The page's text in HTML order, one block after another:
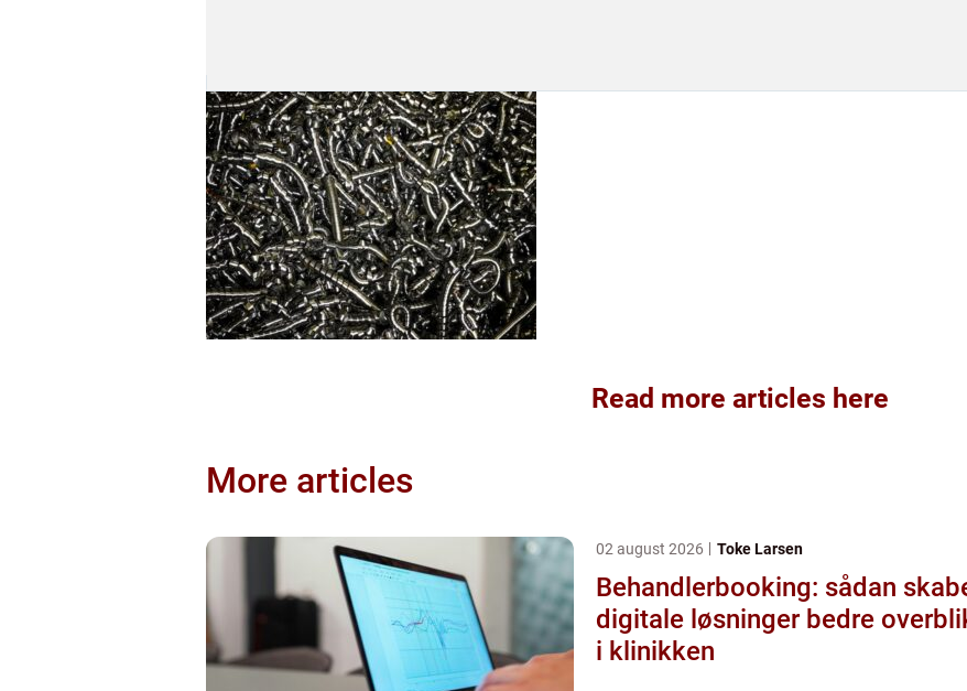
Read more articles here
More articles
02 august 2026 Toke Larsen
Behandlerbooking: sådan
digitale løsninger bedre
i klinikken